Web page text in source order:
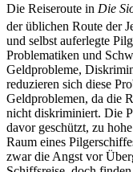
Die Reiseroute in Die
der üblichen Route der
und selbst auferlegte
Problematiken und
Geldprobleme,
reduzieren sich diese
Geldproblemen, da die
nicht diskriminiert. Die
davor geschützt, zu
Raum eines
zwar die Angst vor